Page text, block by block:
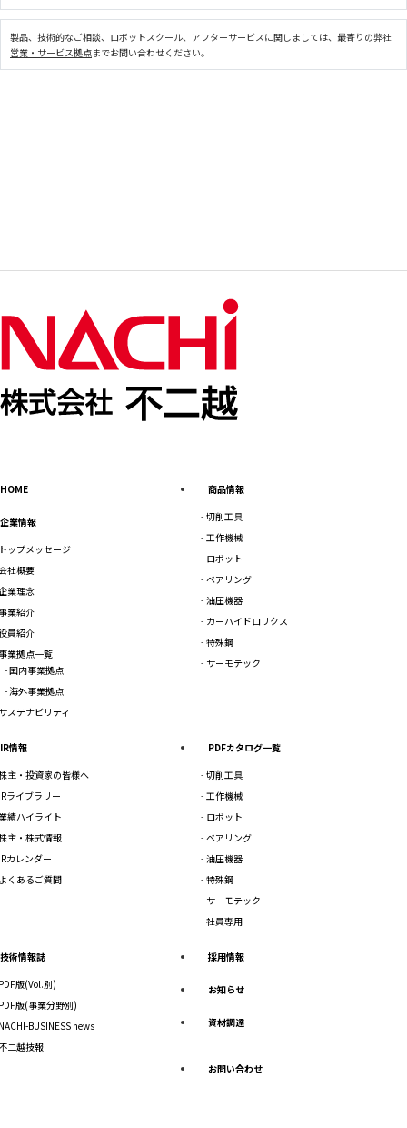
製品、技術的なご相談、ロボットスクール、アフターサービスに関しましては、最寄りの弊社
営業・サービス拠点までお問い合わせください。
HOME
企業情報
ップメッセージ
社概要
業理念
業紹介
員紹介
業拠点一覧
国内事業拠点
海外事業拠点
ステナビリティ
商品情報
切削工具
工作機械
ロボット
ベアリング
油圧機器
カーハイドロリクス
特殊鋼
サーモテック
IR情報
主・投資家の皆様へ
ライブラリー
績ハイライト
主・株式情報
カレンダー
くあるご質問
PDFカタログ一覧
切削工具
工作機械
ロボット
ベアリング
油圧機器
特殊鋼
サーモテック
社員専用
技術情報誌
版(Vol.別)
版(事業分野別)
BUSINESS news
二越技報
採用情報
お知らせ
資材調達
お問い合わせ